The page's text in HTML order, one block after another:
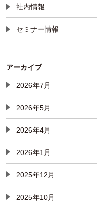
社内情報
セミナー情報
アーカイブ
2026年7月
2026年5月
2026年4月
2026年1月
2025年12月
2025年10月